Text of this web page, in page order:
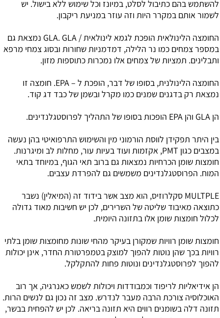
להשתמש בהם כתיבול לסלט, במיונז וכל שימוש ללא בישול. יש
לשמור אותם במקרר היות וזה עוזר במניעת ריקבון.
החומצה הלינולאית הופכת לגמא לינולאית / GLA. GLA נמצאת גם
במספר צמחים כמו נר הלילה, דמדמניות שחורות ובסוג צמחי מרפא
ותבלינים. תמציות של צמחים אלו נמכרות כתוספות מזון.
החומצה הלינולנית, בסופו של דבר, הופכת ל – EPA. חומצה זו
נמצאת רק בדגנים שמנים כמו מקרל ובשמן של כבד דג קוד.
הן GLA והן EPA הופכות בסופו של התהליך לפרוסטגלנדינים.
בין היתר תפקידן לווסת הורמוני מין והשימוש התרפואיטי בהן נעשה
במצבים כגון PMT, אקזמות ועוד בעיות עור, מחלות לב ומיגרנות.
חומצות שומן הכרחיות נמצאות גם ברוב תאי הגוף, במיוחד בתאי
המוח. הפרוסטגלנדינים משמשים גם להפרדת עצבים.
MULTPLE סקלרוזיס, הוא מצב אשר בידוד זה (המיאלין) נשבר
כתוצאה מאיבוד שליטה של השרירים, לכן יש חשיבות מאוד גדולה
לכלול חומצות שומן אלו בתזונה היומית.
חומצות שומן רוויות שמקורן בעיקר מהחי שונות מחומצות שומן בלתי
רוויות בכך שהן נוטות להפוך למוצק בטמפרטורת החדר, אינן יכולות
להפוך לפרוסטגלנדינים ונוטות פחות להתקלקל.
הן אידיאליות לריפוד וכמבודדות ויכולות לשמש כאנרגיה, אך רוב
האוכלוסיה צורכת הרבה מעבר לנדרש. מצב זה נכון גם לנשים הרות.
תזונה דלה בשומנים רווים היא תזונה בריאה. לכן יש להפחית בבשר,